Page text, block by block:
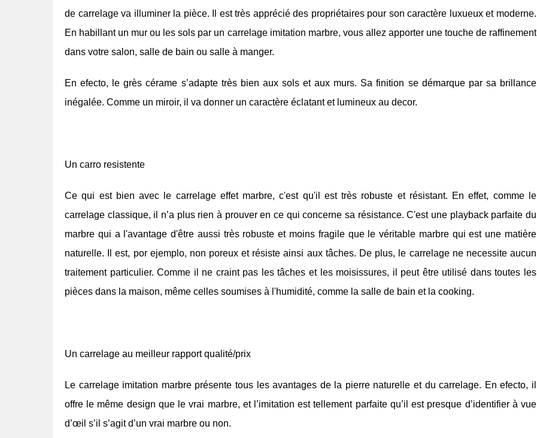
de carrelage va illuminer la pièce. Il est très apprécié des propriétaires pour son caractère luxueux et moderne.
En habillant un mur ou les sols par un carrelage imitation marbre, vous allez apporter une touche de raffinement
dans votre salon, salle de bain ou salle à manger.
En efecto, le grès cérame s’adapte très bien aux sols et aux murs. Sa finition se démarque par sa brillance
inégalée. Comme un miroir, il va donner un caractère éclatant et lumineux au decor.
Un carro resistente
Ce qui est bien avec le carrelage effet marbre, c'est qu'il est très robuste et résistant. En effet, comme le
carrelage classique, il n’a plus rien à prouver en ce qui concerne sa résistance. C'est une playback parfaite du
marbre qui a l'avantage d'être aussi très robuste et moins fragile que le véritable marbre qui est une matière
naturelle. Il est, por ejemplo, non poreux et résiste ainsi aux tâches. De plus, le carrelage ne necessite aucun
traitement particulier. Comme il ne craint pas les tâches et les moisissures, il peut être utilisé dans toutes les
pièces dans la maison, même celles soumises à l'humidité, comme la salle de bain et la cooking.
Un carrelage au meilleur rapport qualité/prix
Le carrelage imitation marbre présente tous les avantages de la pierre naturelle et du carrelage. En efecto, il
offre le même design que le vrai marbre, et l’imitation est tellement parfaite qu’il est presque d’identifier à vue
d’œil s’il s’agit d’un vrai marbre ou non.